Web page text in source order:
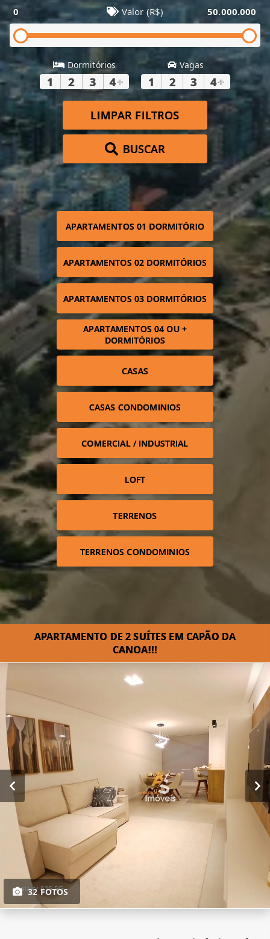
0 Valor (R$) 50.000.000
Dormitórios
1 2 3 4+
Vagas
1 2 3 4+
LIMPAR FILTROS
BUSCAR
APARTAMENTOS 01 DORMITÓRIO
APARTAMENTOS 02 DORMITÓRIOS
APARTAMENTOS 03 DORMITÓRIOS
APARTAMENTOS 04 OU +
DORMITÓRIOS
CASAS
CASAS CONDOMINIOS
COMERCIAL / INDUSTRIAL
LOFT
TERRENOS
TERRENOS CONDOMINIOS
APARTAMENTO DE 2 SUÍTES EM CAPÃO DA
CANOA!!!
32 FOTOS